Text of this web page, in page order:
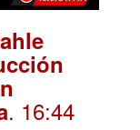
. 16:44